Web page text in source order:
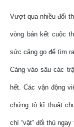
Vượt qua nhiều đối
vòng bán kết cuộc
sức căng go để tìm
Càng vào sâu các
hết. Các vận động
chứng tỏ kĩ thuật
chí “vật” đối thủ